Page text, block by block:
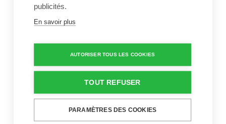
Flamant gonflable de
luxe en imprimé
Flamant gonflable
publicités.
En savoir plus
AUTORISER TOUS LES COOKIES
TOUT REFUSER
PARAMÈTRES DES COOKIES